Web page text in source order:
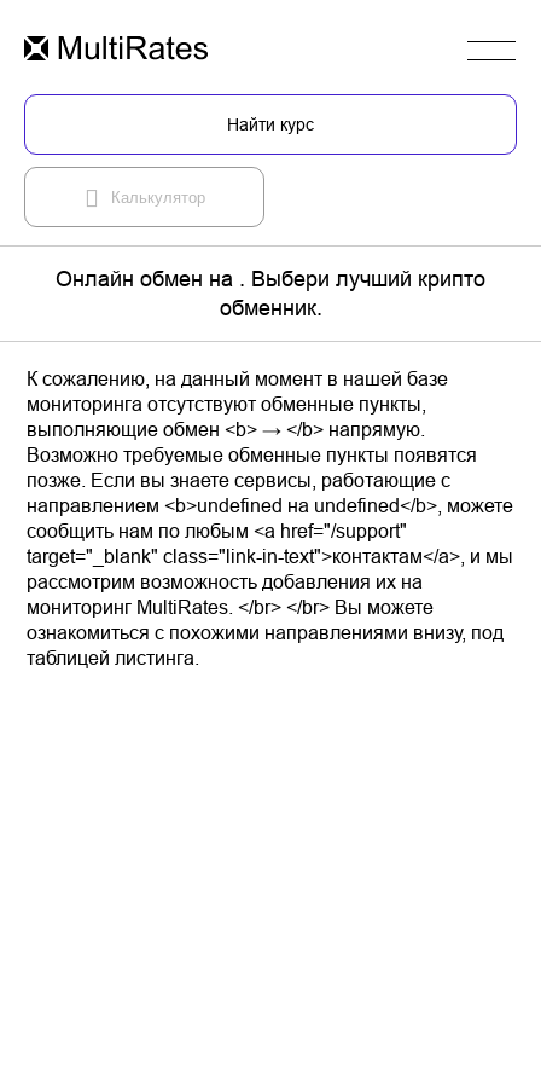
Найти курс
Калькулятор
Онлайн обмен на . Выбери лучший крипто
обменник.
К сожалению, на данный момент в нашей базе
мониторинга отсутствуют обменные пункты,
выполняющие обмен <b> → </b> напрямую.
Возможно требуемые обменные пункты появятся
позже. Если вы знаете сервисы, работающие с
направлением <b>undefined на undefined</b>, можете
сообщить нам по любым <a href="/support"
target="_blank" class="link-in-text">контактам</a>, и мы
рассмотрим возможность добавления их на
мониторинг MultiRates. </br> </br> Вы можете
ознакомиться с похожими направлениями внизу, под
таблицей листинга.